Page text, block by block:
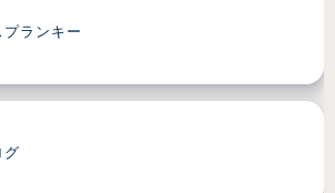
プランキー
グ